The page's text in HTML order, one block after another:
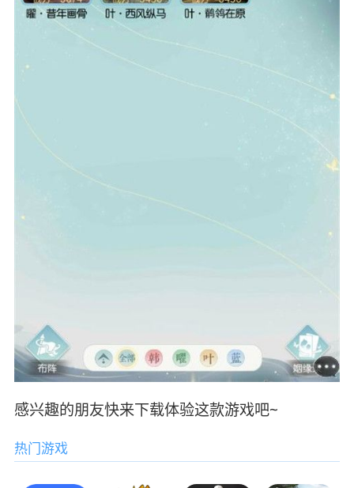
感兴趣的朋友快来下载体验这款游戏吧~
热门游戏